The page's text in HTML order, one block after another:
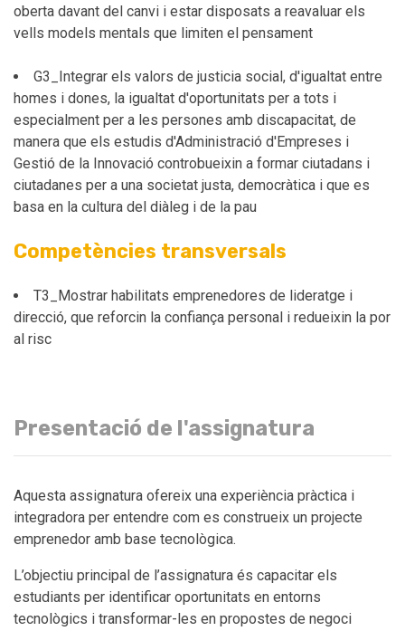
oberta davant del canvi i estar disposats a reavaluar els
vells models mentals que limiten el pensament
G3_Integrar els valors de justicia social, d'igualtat entre
homes i dones, la igualtat d'oportunitats per a tots i
especialment per a les persones amb discapacitat, de
manera que els estudis d'Administració d'Empreses i
Gestió de la Innovació controbueixin a formar ciutadans i
ciutadanes per a una societat justa, democràtica i que es
basa en la cultura del diàleg i de la pau
Competències transversals
T3_Mostrar habilitats emprenedores de lideratge i
direcció, que reforcin la confiança personal i redueixin la por
al risc
Presentació de l'assignatura
Aquesta assignatura ofereix una experiència pràctica i
integradora per entendre com es construeix un projecte
emprenedor amb base tecnològica.
L’objectiu principal de l’assignatura és capacitar els
estudiants per identificar oportunitats en entorns
tecnològics i transformar-les en propostes de negoci